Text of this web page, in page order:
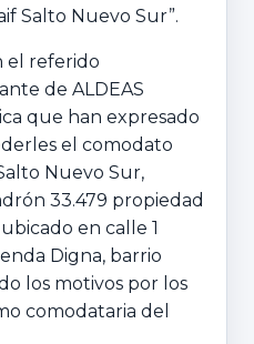
Salto Nuevo Sur”.
el referido
de ALDEAS
que han expresado
el comodato
Nuevo Sur,
33.479 propiedad
en calle 1
Digna, barrio
los motivos por los
comodataria del